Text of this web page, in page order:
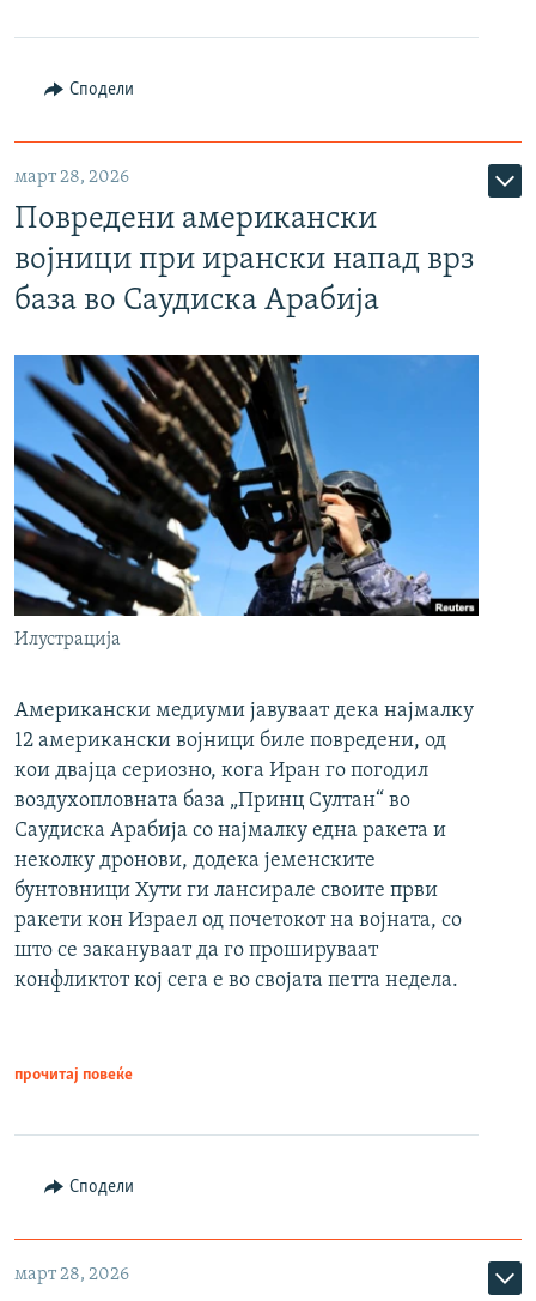
Сподели
март 28, 2026
Повредени американски
војници при ирански напад врз
база во Саудиска Арабија
Илустрација
Американски медиуми јавуваат дека најмалку
12 американски војници биле повредени, од
кои двајца сериозно, кога Иран го погодил
воздухопловната база „Принц Султан“ во
Саудиска Арабија со најмалку една ракета и
неколку дронови, додека јеменските
бунтовници Хути ги лансирале своите први
ракети кон Израел од почетокот на војната, со
што се закануваат да го прошируваат
конфликтот кој сега е во својата петта недела.
прочитај повеќе
Сподели
март 28, 2026